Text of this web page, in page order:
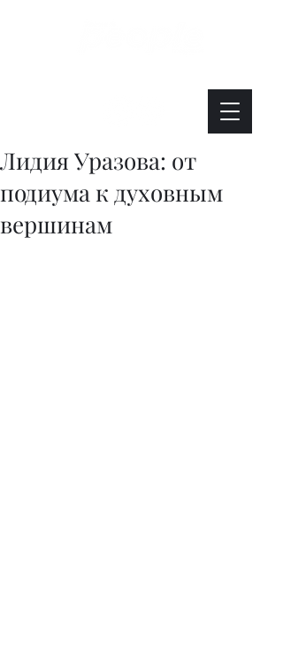
Лидия Уразова: от
подиума к духовным
вершинам